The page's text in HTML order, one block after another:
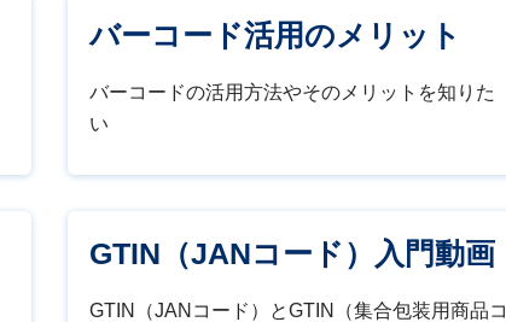
バーコード活用のメリット
バーコードの活用方法やそのメリットを知りた
い
GTIN（JANコード）入門動画
GTIN（JANコード）とGTIN（集合包装用商品コ